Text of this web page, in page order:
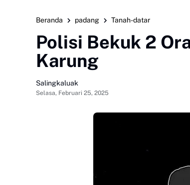
Beranda padang Tanah-datar
Polisi Bekuk 2
Karung
Salingkaluak
Selasa, Februari 25, 2025